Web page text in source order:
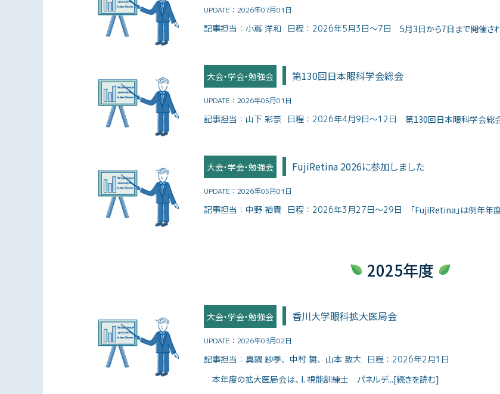
UPDATE： 2026年07月01日
記事担当： 小嶌 洋和 日程： 2026年5月3日～7日 5月3日から7日まで開催さ
大会・学会・勉強会 第130回日本眼科学会総会
UPDATE： 2026年05月01日
記事担当： 山下 彩奈 日程： 2026年4月9日～12日 第130回日本眼科学会総
大会・学会・勉強会 FujiRetina 2026に参加しました
UPDATE： 2026年05月01日
記事担当： 中野 裕貴 日程： 2026年3月27日～29日 「FujiRetina」は例年年
2025年度
大会・学会・勉強会 香川大学眼科拡大医局会
UPDATE： 2026年03月02日
記事担当： 真鍋 紗季、中村 舞、山本 致大 日程： 2026年2月1日
本年度の拡大医局会は、 I. 視能訓練士 パネルデ...[続きを読む]